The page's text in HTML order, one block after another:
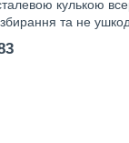
кулькою
збирання та не